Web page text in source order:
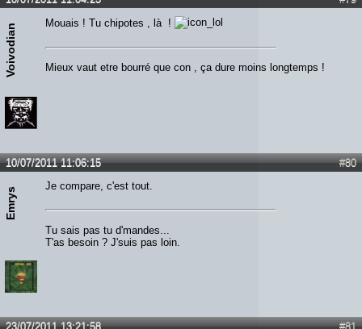
Voivodian Mouais ! Tu chipotes , là !
Mieux vaut etre bourré que con , ça dure moins longtemps !
#80
10/07/2011 11:06:15
Emrys
Je compare, c'est tout.
Tu sais pas tu d'mandes...
T'as besoin ? J'suis pas loin.
#81
23/07/2011 13:21:58